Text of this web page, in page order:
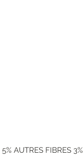
AUTRES FIBRES 3%